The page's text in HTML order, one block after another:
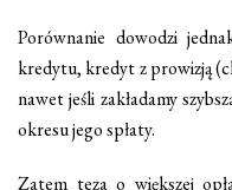
Porównanie dowodzi
kredytu, kredyt z prowizją
nawet jeśli zakładamy
okresu jego spłaty.
Zatem teza o większej